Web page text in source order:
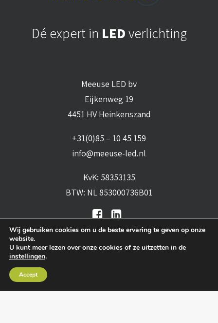
Dé expert in LEDverlichting
Meeuse LED bv
Eijkenweg 19
4451 HV Heinkenszand
+31(0)85 – 10 45 159
info@meeuse-led.nl
KvK: 58353135
BTW: NL 853000736B01
leveringsvoorwaarden
Wij gebruiken cookies om u de beste ervaring te geven op onze
website.
U kunt meer lezen over onze cookies of ze uitzetten in de
instellingen.
Accept